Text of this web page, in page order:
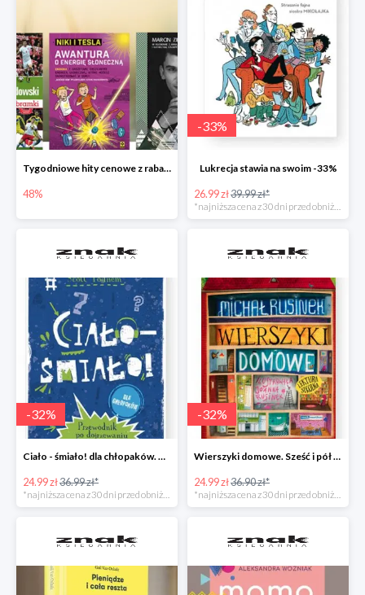
Tygodniowe hity cenowe z rabatem -48%
48%
-33%
Lukrecja stawia na swoim -33%
26.99 zł39.99 zł*
-32%
Ciało - śmiało! dla chłopaków. Przewodnik po dojrzewaniu -32%
24.99 zł36.99 zł*
*najniższa cena z 30 dni przed obniżką
-32%
Wierszyki domowe. Sześć i pół tuzinka wierszyków Rusinka -32%
24.99 zł36.90 zł*
*najniższa cena z 30 dni przed obniżką